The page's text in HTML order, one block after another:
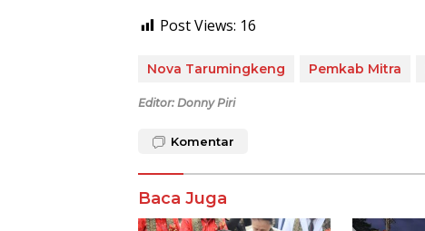
Post Views: 16
Nova Tarumingkeng Pemkab Mitra
Editor: Donny Piri
Komentar
Baca Juga